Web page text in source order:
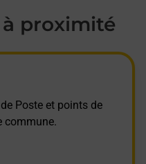
proximité
Poste et points de
commune.